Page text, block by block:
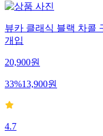
뷰카 클래식 블랙 차콜
개입
20,900원
33%13,900원
4.7